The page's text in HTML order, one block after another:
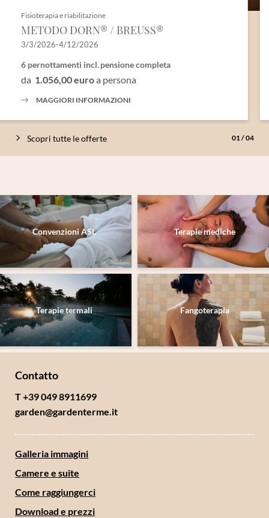
01/04
Scopri tutte le offerte
Fisioterapia e riabilitazione
METODO DORN® / BREUSS®
3/3/2026-4/12/2026
6 pernottamenti incl.pensione completa
da 1.056,00 euroa persona
MAGGIORI INFORMAZIONI
Convenzioni ASL Terapie mediche
Terapie termali Fangoterapia
Contatto
T +39 049 8911699
garden@gardenterme. it
Galleria immagini
Camere e suite
Come raggiungerci
Download e prezzi